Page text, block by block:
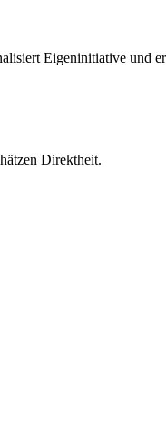
Eigeninitiative und
Direktheit.